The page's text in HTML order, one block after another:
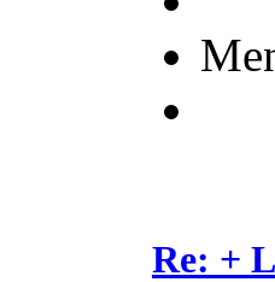
Re: +